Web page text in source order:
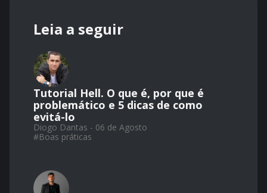
Leia a seguir
Tutorial Hell. O que é, por que é
problemático e 5 dicas de como
evitá-lo
Diogo Dantas - 06 de Agosto
#Boas práticas